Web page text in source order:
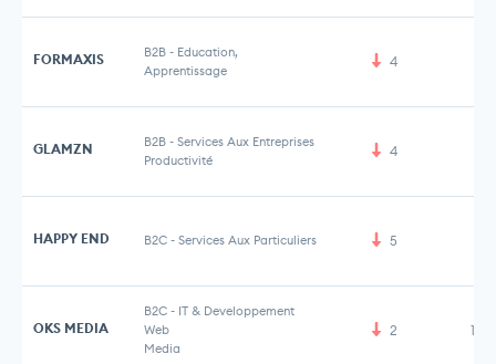
FORMAXIS B2B - Education,
Apprentissage
4
GLAMZN B2B - Services Aux Entreprises
Productivité
4
HAPPY END B2C - Services Aux Particuliers 5
OKS MEDIA
B2C - IT & Developpement
Web
Media
2